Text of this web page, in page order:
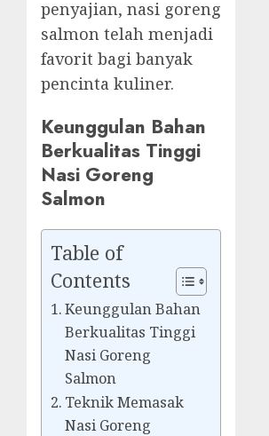
penyajian, nasi goreng
salmon telah menjadi
favorit bagi banyak
pencinta kuliner.
Keunggulan Bahan
Berkualitas Tinggi
Nasi Goreng
Salmon
Table of
Contents
Keunggulan Bahan
Berkualitas Tinggi
Nasi Goreng
Salmon
Teknik Memasak
Nasi Goreng